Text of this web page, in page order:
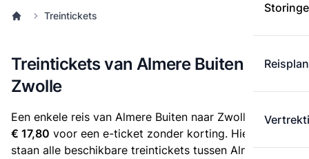
Treintickets
Treintickets van Almere Buiten naar
Zwolle
Een enkele reis van Almere Buiten naar Zwolle kost
€ 17,80 voor een e-ticket zonder korting. Hieronder
staan alle beschikbare treintickets tussen Almere